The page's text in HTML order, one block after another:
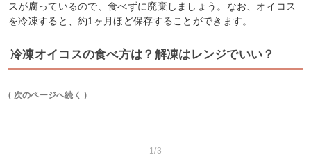
スが腐っているので、食べずに廃棄しましょう。なお、オイコス
を冷凍すると、約1ヶ月ほど保存することができます。
冷凍オイコスの食べ方は？解凍はレンジでいい？
( 次のページへ続く )
1/3